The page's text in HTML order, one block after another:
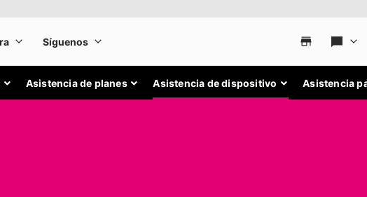
Asistencia de planes Asistencia de dispositivo Asistencia